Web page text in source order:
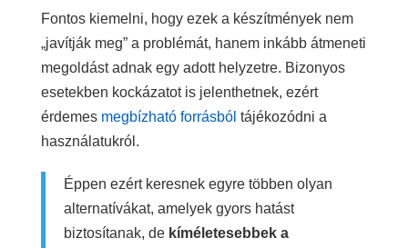
Fontos kiemelni, hogy ezek a készítmények nem
„javítják meg” a problémát, hanem inkább átmeneti
megoldást adnak egy adott helyzetre. Bizonyos
esetekben kockázatot is jelenthetnek, ezért
érdemes megbízható forrásból tájékozódni a
használatukról.
Éppen ezért keresnek egyre többen olyan
alternatívákat, amelyek gyors hatást
biztosítanak, de kíméletesebbek a